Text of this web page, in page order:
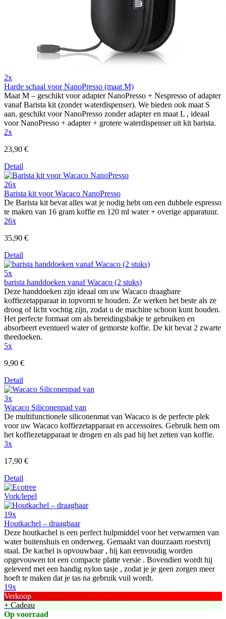
2x
Harde schaal voor NanoPresso (maat M)
Maat M – geschikt voor adapter NanoPresso + Nespresso of adapter
vanaf Barista kit (zonder waterdispenser). We bieden ook maat S
aan, geschikt voor NanoPresso zonder adapter en maat L , ideaal
voor NanoPresso + adapter + grotere waterdispenser uit kit barista.
2x
23,90 €
Detail
26x
Barista kit voor Wacaco NanoPresso
De Barista kit bevat alles wat je nodig hebt om een dubbele espresso
te maken van 16 gram koffie en 120 ml water + overige apparatuur.
26x
35,90 €
Detail
5x
barista handdoeken vanaf Wacaco (2 stuks)
Deze handdoeken zijn ideaal om uw Wacaco draagbare
koffiezetapparaat in topvorm te houden. Ze werken het beste als ze
droog of licht vochtig zijn, zodat u de machine schoon kunt houden.
Het perfecte formaat om als bereidingsbakje te gebruiken en
absorbeert eventueel water of gemorste koffie. De kit bevat 2 zwarte
theedoeken.
5x
9,90 €
Detail
3x
Wacaco Siliconenpad van
De multifunctionele siliconenmat van Wacaco is de perfecte plek
voor uw Wacaco koffiezetapparaat en accessoires. Gebruik hem om
het koffiezetapparaat te drogen en als pad bij het zetten van koffie.
3x
17,90 €
Detail
19x
Houtkachel – draagbaar
Deze houtkachel is een perfect hulpmiddel voor het verwarmen van
water buitenshuis en onderweg. Gemaakt van duurzaam roestvrij
staal. De kachel is opvouwbaar , hij kan eenvoudig worden
opgevouwen tot een compacte platte versie . Bovendien wordt hij
geleverd met een handig nylon tasje , zodat je je geen zorgen meer
hoeft te maken dat je tas na gebruik vuil wordt.
19x
Verkoop
+ Cadeau
Op voorraad